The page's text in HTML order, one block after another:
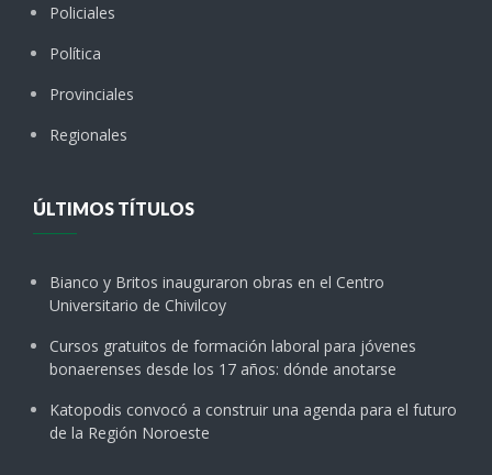
Policiales
Política
Provinciales
Regionales
ÚLTIMOS TÍTULOS
Bianco y Britos inauguraron obras en el Centro
Universitario de Chivilcoy
Cursos gratuitos de formación laboral para jóvenes
bonaerenses desde los 17 años: dónde anotarse
Katopodis convocó a construir una agenda para el futuro
de la Región Noroeste